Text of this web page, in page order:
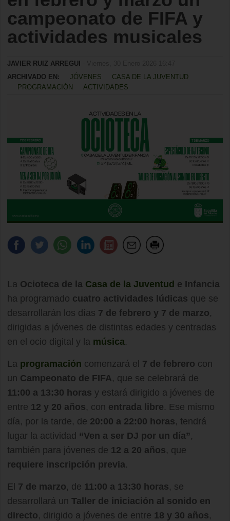
campeonato de FIFA y
actividades musicales
JAVIER RUIZ ARREGUI
ARCHIVADO EN:
JÓVENES
CASA DE LA JUVENTUD
PROGRAMACIÓN
ACTIVIDADES
La Ocioteca de la Casa de la Juventud e Infancia
ha programado cuatro actividades lúdicas que se
desarrollarán los días 7 de febrero y 7 de marzo,
dirigidas a jóvenes de distintas edades y centradas
en el ocio digital y la música.
La programación comenzará el 7 de febrero con
un Campeonato de FIFA, que se celebrará de
11:00 a 13:30 horas y estará dirigido a jóvenes de
entre 12 y 20 años, con entrada libre. Ese mismo
día, por la tarde, de 20:00 a 22:00 horas, tendrá
lugar la actividad “Ven a ser DJ por un día” ,
también para jóvenes de 12 a 20 años, que
requiere inscripción previa.
El 7 de marzo, de 11:00 a 13:30 horas, se
desarrollará un Taller de iniciación al sonido en
directo, dirigido a jóvenes de entre 18 y 30 años,